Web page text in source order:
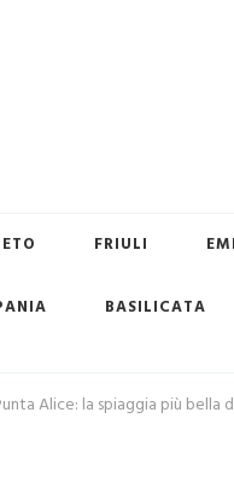
FRIULI
BASILICATA
Alice: la spiaggia più bella